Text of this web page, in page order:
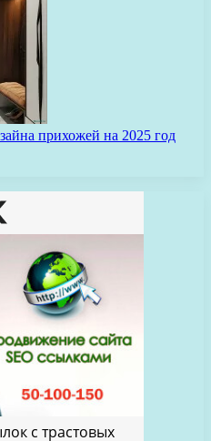
прихожей на 2025 год